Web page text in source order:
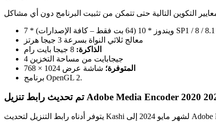
ويندوز * 10 (64 بت فقط – كافة الإصدارات) * 7 SP1 / 8 / 8.1
معالج ثلاثي النواة بسرعة 3 جيجا هرتز
الذاكرة:
4 جيجابايت من مساحة التخزين
المتوفرة؛ شاشة عرض 1024 × 768
برنامج OpenGL 2.